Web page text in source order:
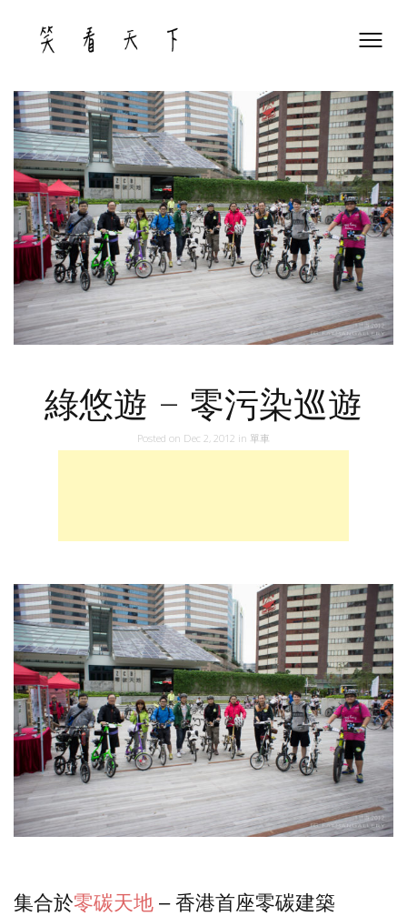
content
綠悠遊 – 零污染巡遊
Posted on Dec 2, 2012 in 單車
集合於零碳天地 – 香港首座零碳建築